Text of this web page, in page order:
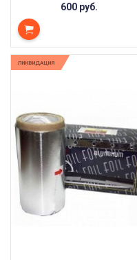
600 руб.
ЛИКВИДАЦИЯ